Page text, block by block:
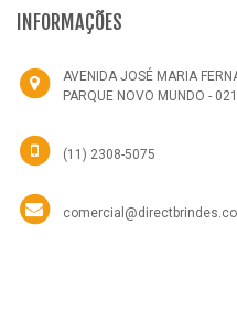
INFORMAÇÕES
AVENIDA JOSÉ MARIA
PARQUE NOVO MUNDO -
(11) 2308-5075